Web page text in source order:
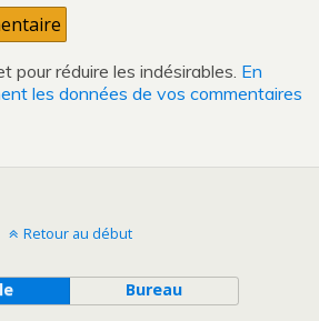
pour réduire les indésirables. En
les données de vos commentaires
Retour au début
Bureau